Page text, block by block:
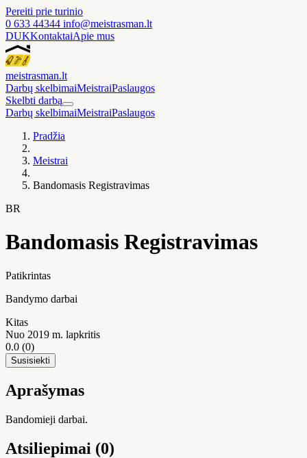
Pereiti prie turinio
0 633 44344 info@meistrasman.lt
DUKKontaktaiApie mus
meistrasman.lt
Darbų skelbimaiMeistraiPaslaugos
Skelbti darbą
Darbų skelbimaiMeistraiPaslaugos
Pradžia
Meistrai
Bandomasis Registravimas
BR
Bandomasis Registravimas
Patikrintas
Bandymo darbai
Kitas
Nuo 2019 m. lapkritis
0.0 (0)
Susisiekti
Aprašymas
Bandomieji darbai.
Atsiliepimai (0)